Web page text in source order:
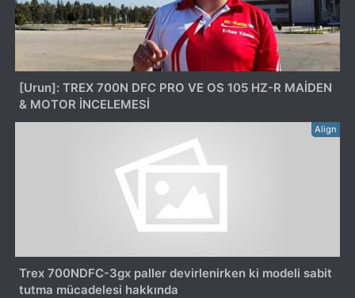
[Urun]: TREX 700N DFC PRO VE OS 105 HZ-R MAİDEN
& MOTOR İNCELEMESİ
Align
Trex 700NDFC-3gx paller devirlenirken ki modeli sabit
tutma mücadelesi hakkında